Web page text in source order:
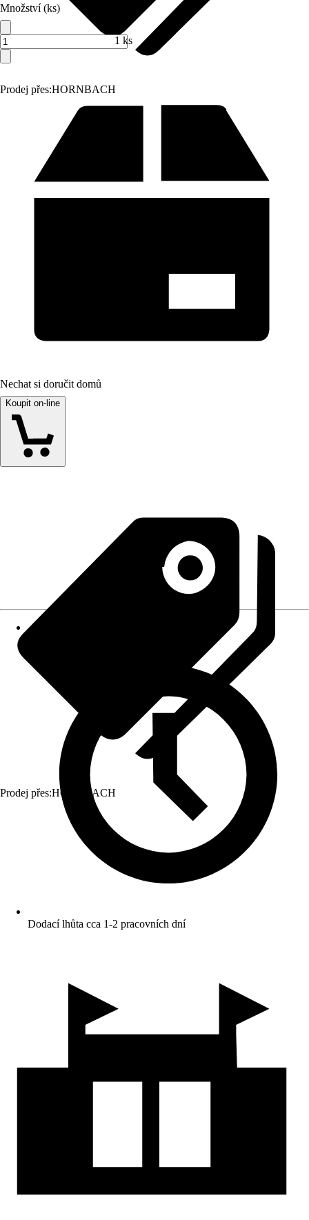
Prodej přes:HORNBACH
Množství (ks)
1 ks
Nechat si doručit domů
Koupit on-line
Prodej přes:HORNBACH
Dodací lhůta cca 1-2 pracovních dní